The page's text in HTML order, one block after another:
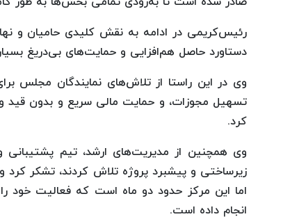
رئیس‌کریمی در ادامه به نقش کلیدی حامیان و
دستاورد حاصل هم‌افزایی و حمایت‌های بی‌دریغ
وی در این راستا از تلاش‌های نمایندگان مجلس
تسهیل مجوزات، و حمایت مالی سریع و بدون قید
کرد.
وی همچنین از مدیریت‌های ارشد، تیم
زیرساختی و پیشبرد پروژه تلاش کردند، تشکر کرد
اما این مرکز حدود دو ماه است که فعالیت خود
انجام داده است.